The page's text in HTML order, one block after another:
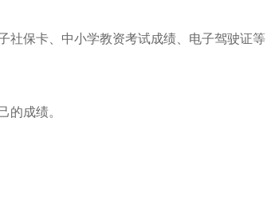
社保卡、中小学教资考试成绩、电子驾驶证等
的成绩。